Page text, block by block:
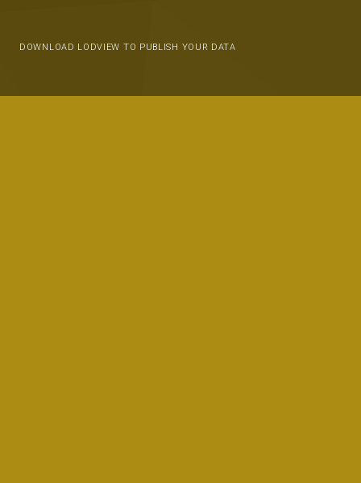
DOWNLOAD LODVIEW TO PUBLISH YOUR DATA